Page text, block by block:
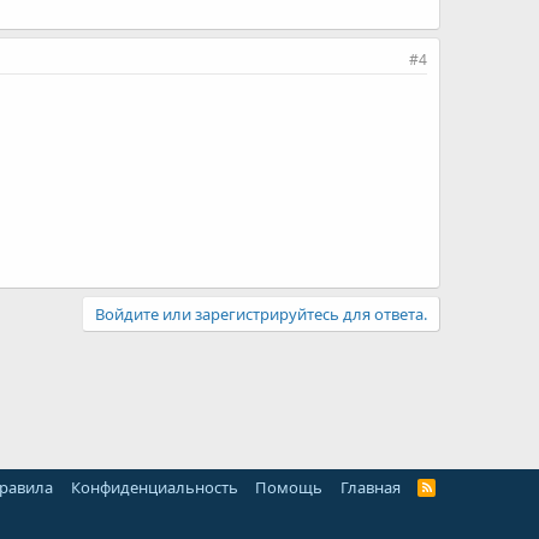
#4
Войдите или зарегистрируйтесь для ответа.
Конфиденциальность Помощь Главная